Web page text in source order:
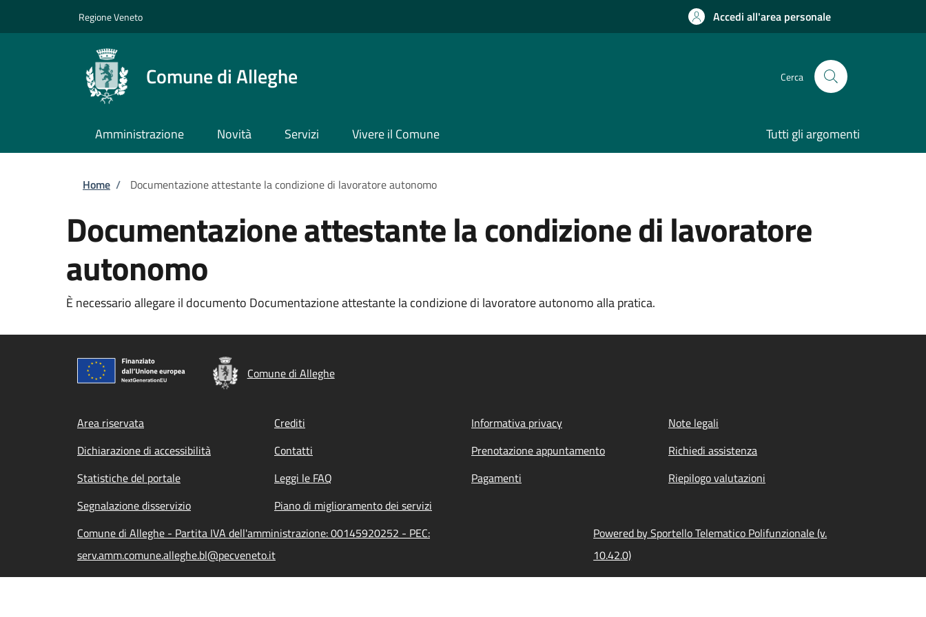
Regione Veneto Accedi all'area personale
Comune di Alleghe Cerca
Amministrazione Novità Servizi Vivere il Comune Tutti gli argomenti
Briciole di pane
Home / Documentazione attestante la condizione di lavoratore autonomo
Documentazione attestante la condizione di lavoratore
autonomo
È necessario allegare il documento Documentazione attestante la condizione di lavoratore autonomo alla pratica.
Comune di Alleghe
Footer menu
Area riservata Crediti Informativa privacy
Note legali
Dichiarazione di accessibilità
Contatti Prenotazione appuntamento
Richiedi assistenza
Statistiche del portale
Leggi le FAQ Pagamenti
Riepilogo valutazioni
Segnalazione disservizio
Piano di miglioramento dei servizi
Comune di Alleghe - Partita IVA dell'amministrazione: 00145920252 - PEC:
serv.amm.comune.alleghe.bl@pecveneto.it
Powered by Sportello Telematico Polifunzionale (v.
10.42.0)